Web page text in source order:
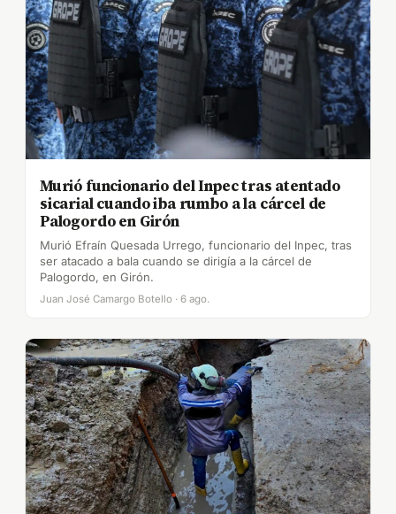
Murió funcionario del Inpec tras atentado
sicarial cuando iba rumbo a la cárcel de
Palogordo en Girón
Murió Efraín Quesada Urrego, funcionario del Inpec, tras
ser atacado a bala cuando se dirigía a la cárcel de
Palogordo, en Girón.
Juan José Camargo Botello · 6 ago.